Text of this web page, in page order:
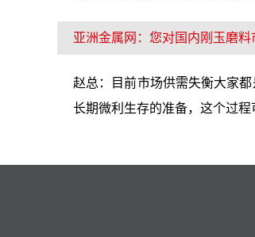
亚洲金属网：您对国内刚玉磨料
赵总：目前市场供需失衡大家
长期微利生存的准备，这个过程